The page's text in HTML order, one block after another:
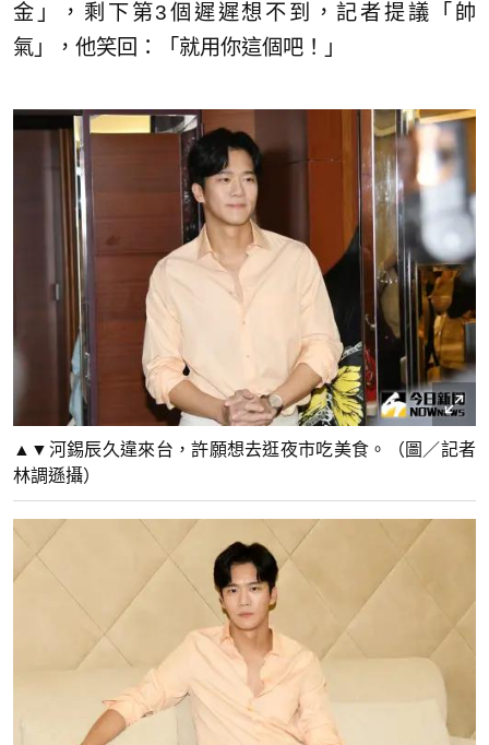
金」，剩下第3個遲遲想不到，記者提議「帥
氣」，他笑回：「就用你這個吧！」
▲▼河錫辰久違來台，許願想去逛夜市吃美食。（圖／記者
林調遜攝）